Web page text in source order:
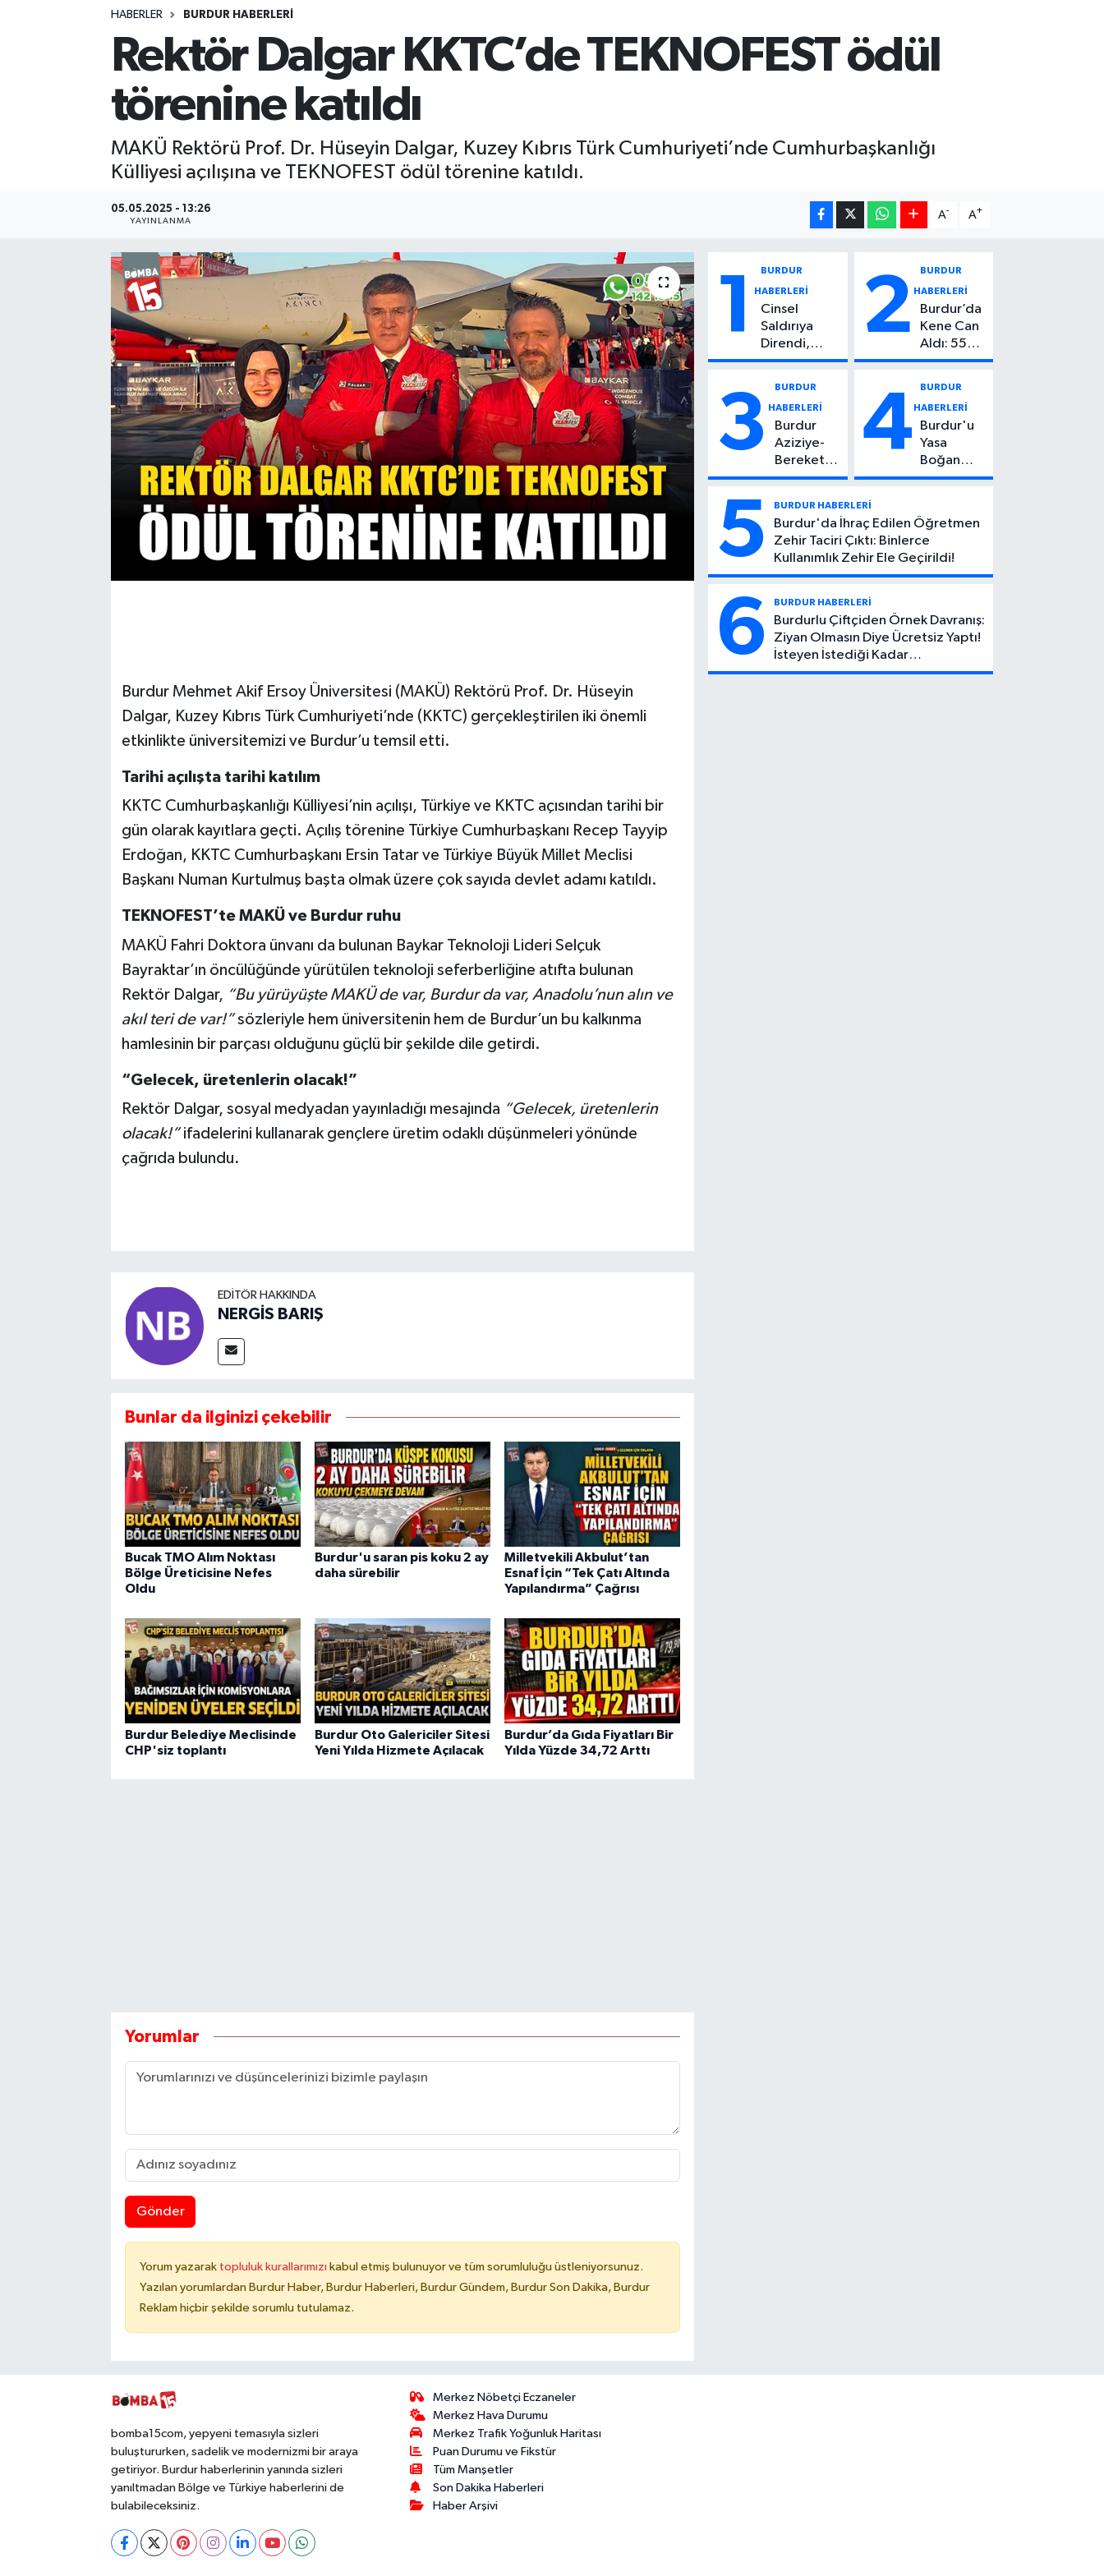
HABERLER BURDUR HABERLERİ
Rektör Dalgar KKTC’de TEKNOFEST ödül
törenine katıldı
MAKÜ Rektörü Prof. Dr. Hüseyin Dalgar, Kuzey Kıbrıs Türk Cumhuriyeti’nde Cumhurbaşkanlığı
Külliyesi açılışına ve TEKNOFEST ödül törenine katıldı.
05.05.2025 - 13:26
YAYINLANMA
A- A+
Burdur Mehmet Akif Ersoy Üniversitesi (MAKÜ) Rektörü Prof. Dr. Hüseyin
Dalgar, Kuzey Kıbrıs Türk Cumhuriyeti’nde (KKTC) gerçekleştirilen iki önemli
etkinlikte üniversitemizi ve Burdur’u temsil etti.
Tarihi açılışta tarihi katılım
KKTC Cumhurbaşkanlığı Külliyesi’nin açılışı, Türkiye ve KKTC açısından tarihi bir
gün olarak kayıtlara geçti. Açılış törenine Türkiye Cumhurbaşkanı Recep Tayyip
Erdoğan, KKTC Cumhurbaşkanı Ersin Tatar ve Türkiye Büyük Millet Meclisi
Başkanı Numan Kurtulmuş başta olmak üzere çok sayıda devlet adamı katıldı.
TEKNOFEST’te MAKÜ ve Burdur ruhu
MAKÜ Fahri Doktora ünvanı da bulunan Baykar Teknoloji Lideri Selçuk
Bayraktar’ın öncülüğünde yürütülen teknoloji seferberliğine atıfta bulunan
Rektör Dalgar, “Bu yürüyüşte MAKÜ de var, Burdur da var, Anadolu’nun alın ve
akıl teri de var!”sözleriyle hem üniversitenin hem de Burdur’un bu kalkınma
hamlesinin bir parçası olduğunu güçlü bir şekilde dile getirdi.
“Gelecek, üretenlerin olacak!”
Rektör Dalgar, sosyal medyadan yayınladığı mesajında “Gelecek, üretenlerin
olacak!”ifadelerini kullanarak gençlere üretim odaklı düşünmeleri yönünde
çağrıda bulundu.
EDITÖR HAKKINDA
NERGİS BARIŞ
Bunlar da ilginizi çekebilir
Bucak TMO Alım Noktası
Bölge Üreticisine Nefes
Oldu
Burdur'u saran pis koku 2 ay
daha sürebilir
Milletvekili Akbulut’tan
Esnaf İçin “Tek Çatı Altında
Yapılandırma” Çağrısı
Burdur Belediye Meclisinde
CHP'siz toplantı
Burdur Oto Galericiler Sitesi
Yeni Yılda Hizmete Açılacak
Burdur’da Gıda Fiyatları Bir
Yılda Yüzde 34,72 Arttı
Yorumlar
Gönder
Yorum yazarak topluluk kurallarımızı kabul etmiş bulunuyor ve tüm sorumluluğu üstleniyorsunuz.
Yazılan yorumlardan Burdur Haber, Burdur Haberleri, Burdur Gündem, Burdur Son Dakika, Burdur
Reklam hiçbir şekilde sorumlu tutulamaz.
1 BURDUR
HABERLERİ
Cinsel
Saldırıya
Direndi,
Başından
Çocuktan
Kötü Haber!
2 BURDUR
HABERLERİ
Burdur’da
Kene Can
Aldı: 55
Yaşındaki
Kaybetti
3 BURDUR
HABERLERİ
Burdur
Aziziye-
Bereket
Köyü
Feci Kaza:
1 Ölü, 2
Yaralı
4 BURDUR
HABERLERİ
Burdur'u
Yasa
Boğan
Ölüm:
Can Atıcı
Genç
Yaşta
Yaşamını
Yitirdi
5 BURDUR HABERLERİ
Burdur'da İhraç Edilen Öğretmen
Zehir Taciri Çıktı: Binlerce
Kullanımlık Zehir Ele Geçirildi!
6 BURDUR HABERLERİ
Burdurlu Çiftçiden Örnek Davranış:
Ziyan Olmasın Diye Ücretsiz Yaptı!
İsteyen İstediği Kadar
Toplayabilecek
bomba15com, yepyeni temasıyla sizleri
buluştururken, sadelik ve modernizmi bir araya
getiriyor. Burdur haberlerinin yanında sizleri
yanıltmadan Bölge ve Türkiye haberlerini de
bulabileceksiniz.
Merkez Nöbetçi Eczaneler
Merkez Hava Durumu
Merkez Trafik Yoğunluk Haritası
Puan Durumu ve Fikstür
Tüm Manşetler
Son Dakika Haberleri
Haber Arşivi